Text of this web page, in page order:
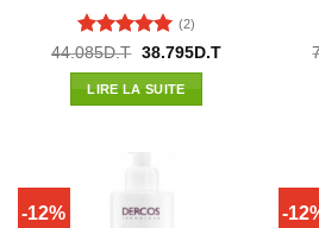
Note5 sur
5
(2)
44.085D.T Le
initial
était :
38.795D.TLe
LIRE LA SUITE
-12% -